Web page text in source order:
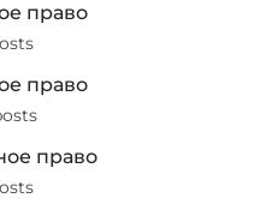
право
право
право